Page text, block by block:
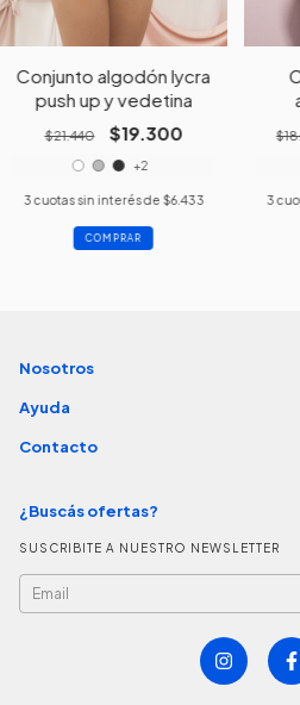
Conjunto algodón lycra
push up y vedetina
$21.440 $19.300
+2
3cuotas sin interés de $6.433
COMPRAR
3
Nosotros
Ayuda
Contacto
¿Buscás ofertas?
SUSCRIBITE A NUESTRO NEWSLETTER